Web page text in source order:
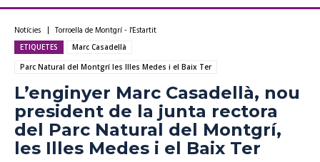
Notícies Torroella de Montgrí - l'Estartit
ETIQUETES
Marc Casadellà
Parc Natural del Montgrí les Illes Medes i el Baix Ter
L’enginyer Marc Casadellà, nou
president de la junta rectora
del Parc Natural del Montgrí,
les Illes Medes i el Baix Ter